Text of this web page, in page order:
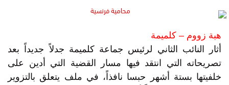
هبة زووم – كلميمة
أثار النائب الثاني لرئيس جماعة كلميمة جدلاً جديداً بعد
تصريحاته التي انتقد فيها مسار القضية التي أدين على
خلفيتها بستة أشهر حبسا نافذاً، في ملف يتعلق بالتزوير